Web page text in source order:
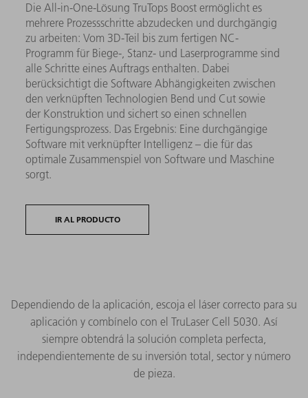
Die All-in-One-Lösung TruTops Boost ermöglicht es
mehrere Prozessschritte abzudecken und durchgängig
zu arbeiten: Vom 3D-Teil bis zum fertigen NC-
Programm für Biege-, Stanz- und Laserprogramme sind
alle Schritte eines Auftrags enthalten. Dabei
berücksichtigt die Software Abhängigkeiten zwischen
den verknüpften Technologien Bend und Cut sowie
der Konstruktion und sichert so einen schnellen
Fertigungsprozess. Das Ergebnis: Eine durchgängige
Software mit verknüpfter Intelligenz – die für das
optimale Zusammenspiel von Software und Maschine
sorgt.
IR AL PRODUCTO
Dependiendo de la aplicación, escoja el láser correcto para su
aplicación y combínelo con el TruLaser Cell 5030. Así
siempre obtendrá la solución completa perfecta,
independientemente de su inversión total, sector y número
de pieza.